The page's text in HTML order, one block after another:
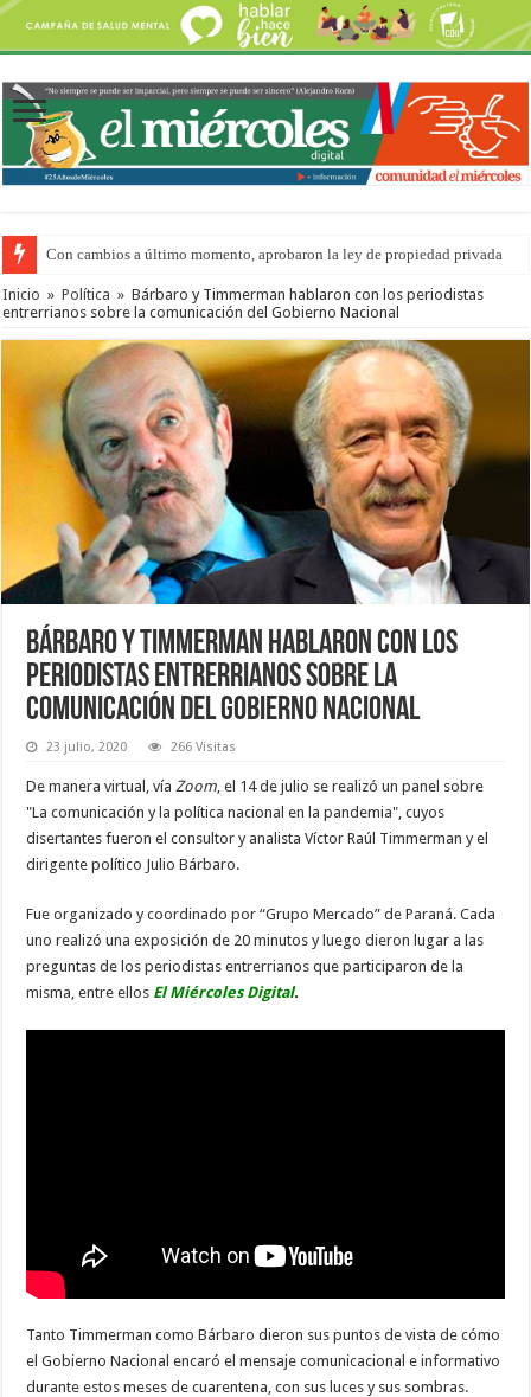
Con cambios a último momento, aprobaron la ley de propiedad privada
Inicio » Política » Bárbaro y Timmerman hablaron con los periodistas
entrerrianos sobre la comunicación del Gobierno Nacional
Bárbaro y Timmerman hablaron con los
periodistas entrerrianos sobre la
comunicación del Gobierno Nacional
23 julio, 2020 266 Visitas
De manera virtual, vía Zoom , el 14 de julio se realizó un panel sobre
"La comunicación y la política nacional en la pandemia", cuyos
disertantes fueron el consultor y analista Víctor Raúl Timmerman y el
dirigente político Julio Bárbaro.
Fue organizado y coordinado por “Grupo Mercado” de Paraná. Cada
uno realizó una exposición de 20 minutos y luego dieron lugar a las
preguntas de los periodistas entrerrianos que participaron de la
misma, entre ellos El Miércoles Digital.
Tanto Timmerman como Bárbaro dieron sus puntos de vista de cómo
el Gobierno Nacional encaró el mensaje comunicacional e informativo
durante estos meses de cuarentena, con sus luces y sus sombras.